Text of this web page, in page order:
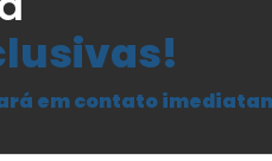
em contato